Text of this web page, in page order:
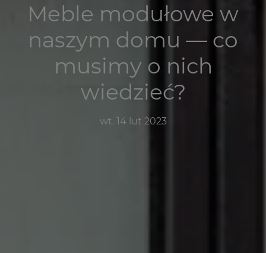
Meble modułowe w
naszym domu — co
musimy o nich
wiedzieć?
wt. 14 lut 2023